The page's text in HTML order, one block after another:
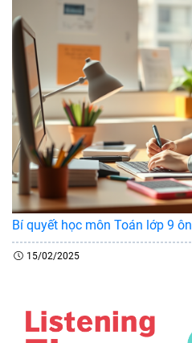
Bí quyết học môn Toán lớp 9
15/02/2025